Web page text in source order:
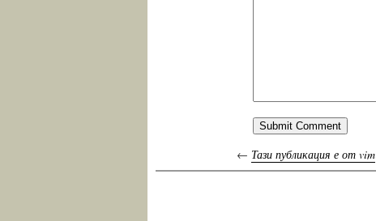
← Тази публикация е от vim